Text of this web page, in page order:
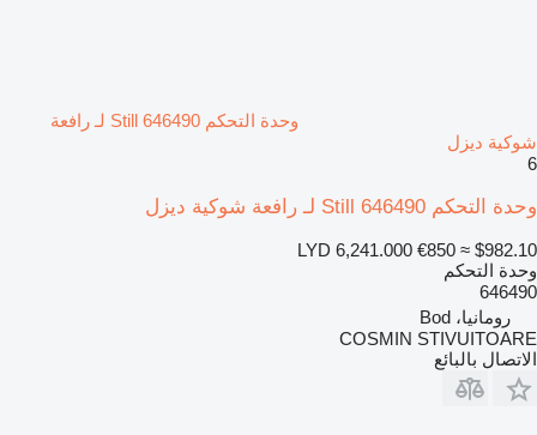
وحدة التحكم Still 646490 لـ رافعة
شوكية ديزل
6
وحدة التحكم Still 646490 لـ رافعة شوكية ديزل
LYD 6,241.000 €850 ≈ $982.10
وحدة التحكم
646490
رومانيا، Bod
COSMIN STIVUITOARE
الاتصال بالبائع